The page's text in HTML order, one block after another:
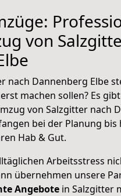
von
nach Dannenberg Elbe
machen sollen? Es
von Salzgitter nach
bei der Planung bis
Hab & Gut.
Arbeitsstress
übernehmen unsere
Angebote in Salzgitter